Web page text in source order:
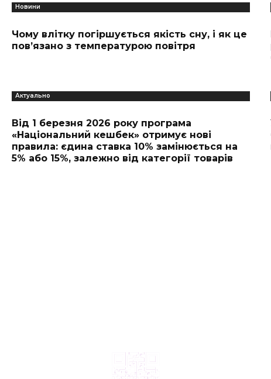
Новини
Чому влітку погіршується якість сну, і як це
пов’язано з температурою повітря
Актуально
Від 1 березня 2026 року програма
«Національний кешбек» отримує нові
правила: єдина ставка 10% замінюється на
5% або 15%, залежно від категорії товарів